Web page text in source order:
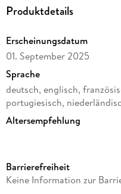
Produktdetails
Erscheinungsdatum
01. September 2025
Sprache
deutsch, englisch,
portugiesisch,
Altersempfehlung
3D Puzzle Iconics
Verlag/Hersteller
Barrierefreiheit
Keine Information zur